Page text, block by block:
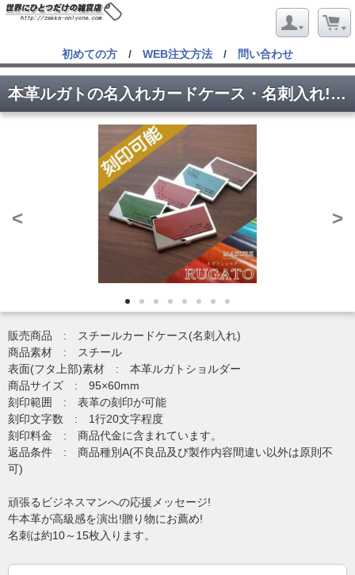
初めての方 / WEB注文方法 / 問い合わせ
本革ルガトの名入れカードケース・名刺入れ!(Trapezoid型)
< >
販売商品 : スチールカードケース(名刺入れ)
商品素材 : スチール
表面(フタ上部)素材 : 本革ルガトショルダー
商品サイズ : 95×60mm
刻印範囲 : 表革の刻印が可能
刻印文字数 : 1行20文字程度
刻印料金 : 商品代金に含まれています。
返品条件 : 商品種別A(不良品及び製作内容間違い以外は原則不
可)
頑張るビジネスマンへの応援メッセージ!
牛本革が高級感を演出!贈り物にお薦め!
名刺は約10～15枚入ります。